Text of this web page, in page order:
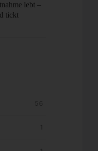
lebt –
tickt
56
1